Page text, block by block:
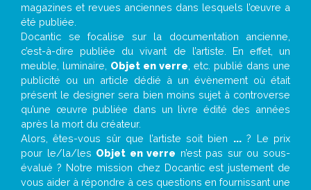
magazines et revues anciennes dans lesquels l’œuvre a
été publiée.
Docantic se focalise sur la documentation ancienne,
c’est-à-dire publiée du vivant de l’artiste. En effet, un
meuble, luminaire, Objet en verre , etc. publié dans une
publicité ou un article dédié à un évènement où était
présent le designer sera bien moins sujet à controverse
qu’une œuvre publiée dans un livre édité des années
après la mort du créateur.
Alors, êtes-vous sûr que l’artiste soit bien ...? Le prix
pour le/la/les Objet en verre n’est pas sur ou sous-
évalué ? Notre mission chez Docantic est justement de
vous aider à répondre à ces questions en fournissant une